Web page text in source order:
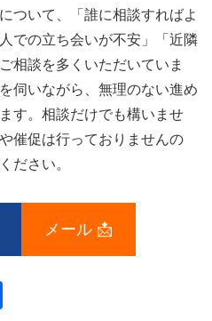
ついて、「誰に相談すればよ
での立ち会いが不安」「近隣
相談を多くいただいていま
伺いながら、無理のない進め
す。相談だけでも構いませ
催促は行っておりませんの
ださい。
メール 📩